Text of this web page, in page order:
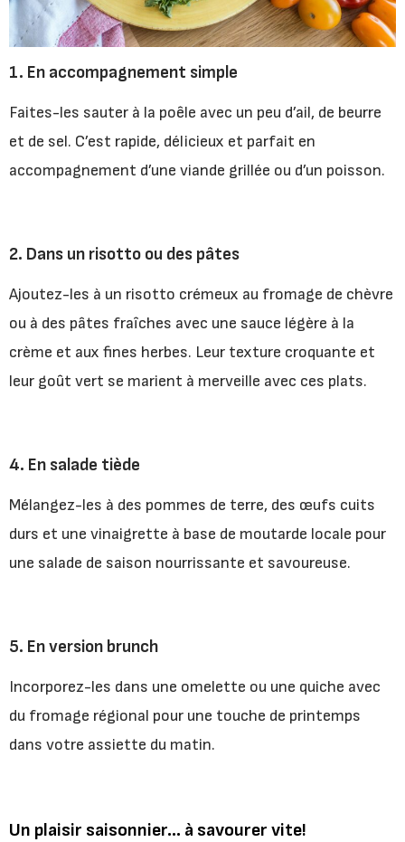
1. En accompagnement simple
Faites-les sauter à la poêle avec un peu d’ail, de beurre
et de sel. C’est rapide, délicieux et parfait en
accompagnement d’une viande grillée ou d’un poisson.
2. Dans un risotto ou des pâtes
Ajoutez-les à un risotto crémeux au fromage de chèvre
ou à des pâtes fraîches avec une sauce légère à la
crème et aux fines herbes. Leur texture croquante et
leur goût vert se marient à merveille avec ces plats.
4. En salade tiède
Mélangez-les à des pommes de terre, des œufs cuits
durs et une vinaigrette à base de moutarde locale pour
une salade de saison nourrissante et savoureuse.
5. En version brunch
Incorporez-les dans une omelette ou une quiche avec
du fromage régional pour une touche de printemps
dans votre assiette du matin.
Un plaisir saisonnier… à savourer vite!